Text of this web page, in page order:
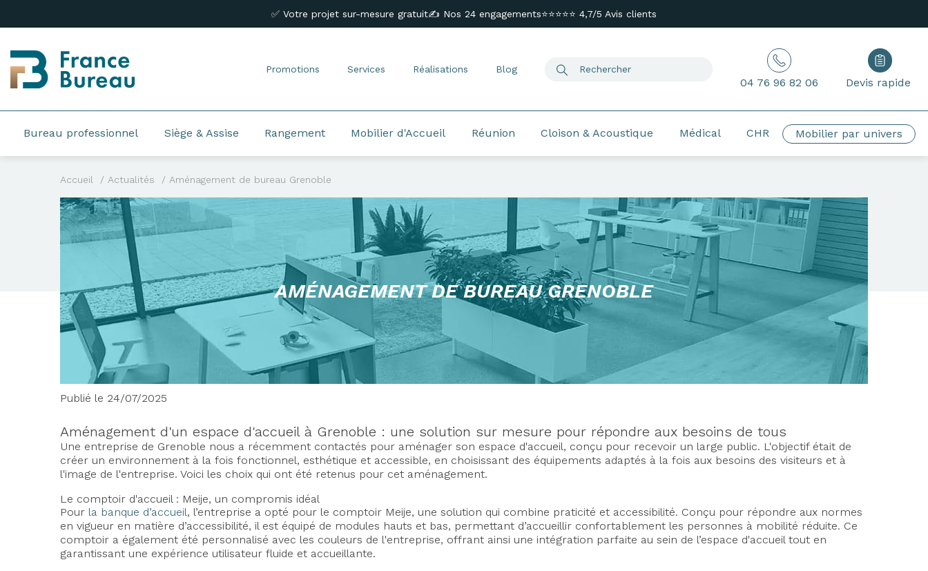
✅ Votre projet sur-mesure gratuit✍️ Nos 24 engagements⭐⭐⭐⭐⭐ 4,7/5 Avis clients
Promotions Services Réalisations Blog
04 76 96 82 06 Devis rapide
Bureau professionnel Siège & Assise Rangement Mobilier d'Accueil Réunion Cloison & Acoustique Médical CHR Mobilier par univers
Accueil Actualités Aménagement de bureau Grenoble
AMÉNAGEMENT DE BUREAU GRENOBLE
Publié le 24/07/2025
Aménagement d'un espace d'accueil à Grenoble : une solution sur mesure pour répondre aux besoins de tous
Une entreprise de Grenoble nous a récemment contactés pour aménager son espace d'accueil, conçu pour recevoir un large public. L'objectif était de
créer un environnement à la fois fonctionnel, esthétique et accessible, en choisissant des équipements adaptés à la fois aux besoins des visiteurs et à
l'image de l'entreprise. Voici les choix qui ont été retenus pour cet aménagement.
Le comptoir d'accueil : Meije, un compromis idéal
Pour la banque d’accueil, l’entreprise a opté pour le comptoir Meije, une solution qui combine praticité et accessibilité. Conçu pour répondre aux normes
en vigueur en matière d’accessibilité, il est équipé de modules hauts et bas, permettant d’accueillir confortablement les personnes à mobilité réduite. Ce
comptoir a également été personnalisé avec les couleurs de l'entreprise, offrant ainsi une intégration parfaite au sein de l’espace d'accueil tout en
garantissant une expérience utilisateur fluide et accueillante.